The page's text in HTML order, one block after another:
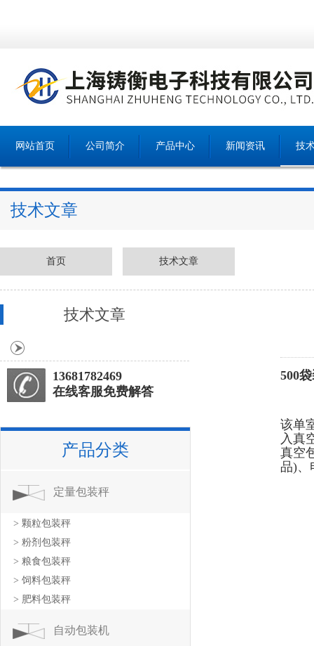
网站首页 公司简介 产品中心 新闻资讯 技
技术文章
首页 技术文章
500
该单
入真
真空
品)、
技术文章
13681782469
在线客服免费解答
产品分类
定量包装秤
> 颗粒包装秤
> 粉剂包装秤
> 粮食包装秤
> 饲料包装秤
> 肥料包装秤
自动包装机